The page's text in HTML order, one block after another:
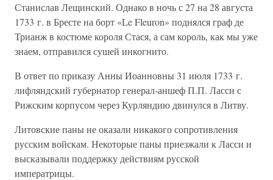
Станислав Лещинский. Однако в ночь с 27 на 28 августа
1733 г. в Бресте на борт «Le Fleuron» поднялся граф де
Трианж в костюме короля Стася, а сам король, как мы уже
знаем, отправился сушей инкогнито.
В ответ по приказу Анны Иоанновны 31 июля 1733 г.
лифляндский губернатор генерал-аншеф П.П. Ласси с
Рижским корпусом через Курляндию двинулся в Литву.
Литовские паны не оказали никакого сопротивления
русским войскам. Некоторые паны приезжали к Ласси и
высказывали поддержку действиям русской
императрицы.